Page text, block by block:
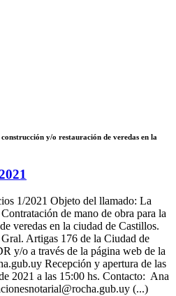
y/o restauración de veredas en la
1/2021 Objeto del llamado: La
de mano de obra para la
veredas en la ciudad de Castillos.
Artigas 176 de la Ciudad de
y/o a través de la página web de la
Recepción y apertura de las
2021 a las 15:00 hs. Contacto: Ana
(...)